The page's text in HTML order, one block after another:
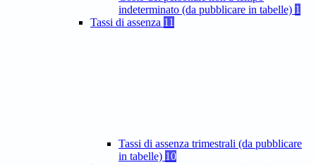
indeterminato (da pubblicare in tabelle) 1
Tassi di assenza 11
Tassi di assenza trimestrali (da pubblicare
in tabelle) 10